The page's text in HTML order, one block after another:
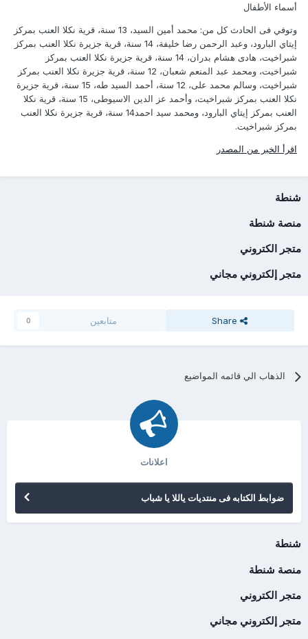
أسماء الأطفال
وتوفي فى الحادث كل من: محمد أمين السيد، 13 سنة، قرية نكلا العنب بمركز
إيتاي البارود، وعبد الرحمن رضا خليفة، 14 سنة، قرية جزيرة نكلا العنب بمركز
شبراخيت، هادى هشام بدران، 14 سنة، قرية جزيرة نكلا العنب بمركز
شبراخيت، ومحمد عبد المنعم شعبان، 12 سنة، قرية جزيرة نكلا العنب بمركز
شبراخيت، وسالم محمد على، 12 سنة، أحمد السيد طه، 15 سنة، قرية جزيرة
نكلا العنب بمركز شبراخيت، وأحمد عز الدين الاسيوطى، 15 سنة، قرية نكلا
العنب بمركز إيتاي البارود، ومحمد سيد احمد14 سنة، قرية جزيرة نكلا العنب
بمركز شبراخيت.
اقرأ الخبر من المصدر
شنطة
منصة شنطة
متجر الكتروني
متجر إلكتروني مجاني
Share متابعين 0
الذهاب الي قائمه المواضيع
اعلانات
ضوابط الكتابه فى منتديات ياللا يا شباب
شنطة
منصة شنطة
متجر الكتروني
متجر إلكتروني مجاني